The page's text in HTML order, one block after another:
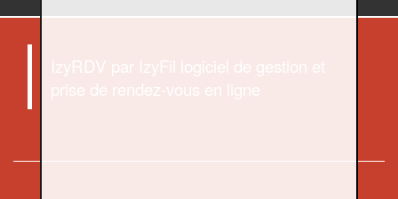
IzyRDV par IzyFil logiciel de gestion et
prise de rendez-vous en ligne